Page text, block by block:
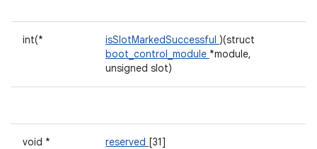
int(* isSlotMarkedSuccessful )(struct
boot_control_module *module,
unsigned slot)
void * reserved [31]